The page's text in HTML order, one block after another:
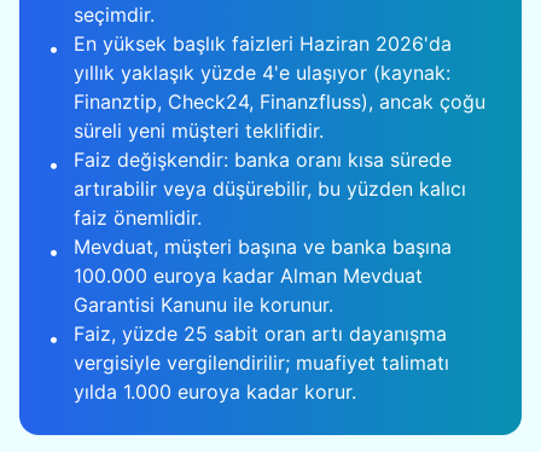
seçimdir.
•
En yüksek başlık faizleri Haziran 2026'da
yıllık yaklaşık yüzde 4'e ulaşıyor (kaynak:
Finanztip, Check24, Finanzfluss), ancak çoğu
süreli yeni müşteri teklifidir.
•
Faiz değişkendir: banka oranı kısa sürede
artırabilir veya düşürebilir, bu yüzden kalıcı
faiz önemlidir.
•
Mevduat, müşteri başına ve banka başına
100.000 euroya kadar Alman Mevduat
Garantisi Kanunu ile korunur.
•
Faiz, yüzde 25 sabit oran artı dayanışma
vergisiyle vergilendirilir; muafiyet talimatı
yılda 1.000 euroya kadar korur.